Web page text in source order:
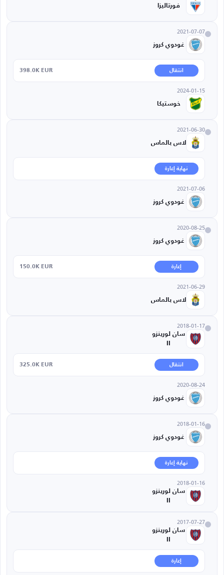
فورتاليزا
2021-07-07
غودوي كروز
انتقال 398.0K EUR
2024-01-15
خوستيكا
2021-06-30
لاس بالماس
نهاية إعارة
2021-07-06
غودوي كروز
2020-08-25
غودوي كروز
إعارة 150.0K EUR
2021-06-29
لاس بالماس
2018-01-17
سان لورينزو
انتقال 325.0K EUR
2020-08-24
غودوي كروز
2018-01-16
غودوي كروز
نهاية إعارة
2018-01-16
سان لورينزو
2017-07-27
سان لورينزو
إعارة